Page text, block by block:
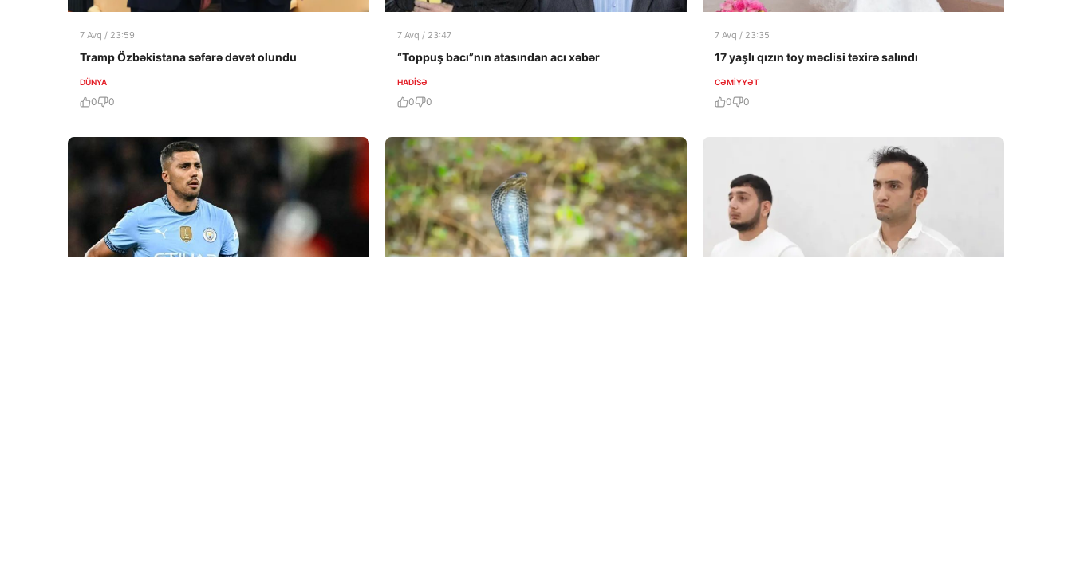
7 Avq / 23:59
Tramp Özbəkistana səfərə dəvət olundu
DÜNYA
0 0
7 Avq / 23:47
“Toppuş bacı”nın atasından acı xəbər
HADISƏ
0 0
7 Avq / 23:35
17 yaşlı qızın toy məclisi təxirə salındı
CƏMIYYƏT
0 0